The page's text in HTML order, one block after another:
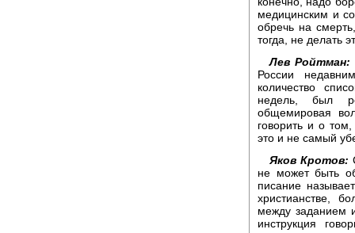
медицинским и
обречь на
тогда, не делать
Лев Ройтман:
России
количество
недель, был
общемировая
говорить и о
это и не самый
Яков Кротов:
не может быть
писание
христианстве,
между заданием
инструкция